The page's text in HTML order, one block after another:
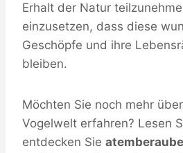
Erhalt der Natur
einzusetzen, dass diese
Geschöpfe und ihre
bleiben.
Möchten Sie noch mehr
Vogelwelt erfahren? Lesen
entdecken Sie